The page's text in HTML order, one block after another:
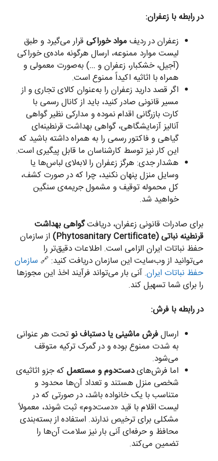
در رابطه با زعفران:
زعفران در ردیفمواد خوراکی قرار می‌گیرد و طبق
لیست موارد ممنوعه، ارسال هرگونه ماده‌ی خوراکی
(آجیل، خشکبار، زعفران و …) به‌صورت معمولی و
همراه با اثاثیه اکیداً ممنوع است.
اگر قصد دارید زعفران را به‌عنوان کالای تجاری و از
مسیر قانونی صادر کنید، باید از کانال رسمی با
کارت بازرگانی اقدام نموده و مدارکی نظیر گواهی
آنالیز آزمایشگاهی، گواهی بهداشت قرنطینه‌ای
گیاهی و فاکتور رسمی را به همراه داشته باشید که
این کار نیز توسط کارشناسان ما قابل پیگیری است.
هشدار جدی: هرگز زعفران را لابه‌لای لباس‌ها یا
وسایل منزل پنهان نکنید، چرا که در صورت کشف،
کل محموله توقیف و مشمول جریمه‌ی سنگین
خواهید شد.
برای صادرات قانونی زعفران، دریافتگواهی بهداشت
قرنطینه نباتی (Phytosanitary Certificate)
از سازمان
حفظ نباتات ایران الزامی است. اطلاعات دقیق‌تر را
می‌توانید از وب‌سایت این سازمان دریافت کنید: 🔗 سازمان
حفظ نباتات ایران. آنی بار می‌تواند فرآیند اخذ این مجوزها
را برای شما تسهیل کند.
در رابطه با فرش:
ارسالفرش ماشینی یا دستباف نوتحت هر عنوانی
به شدت ممنوع بوده و در گمرک ترکیه متوقف
می‌شود.
اما فرش‌هایدست‌دوم و مستعمل که جزو اثاثیه‌ی
شخصی منزل هستند و تعداد آن‌ها محدود و
متناسب با یک خانواده باشد، در صورتی که در
لیست اقلام با قید «دست‌دوم» ثبت شوند، معمولاً
مشکلی برای ترخیص ندارند. استفاده از بسته‌بندی
محافظ و حرفه‌ای آنی بار نیز سلامت آن‌ها را
تضمین می‌کند.